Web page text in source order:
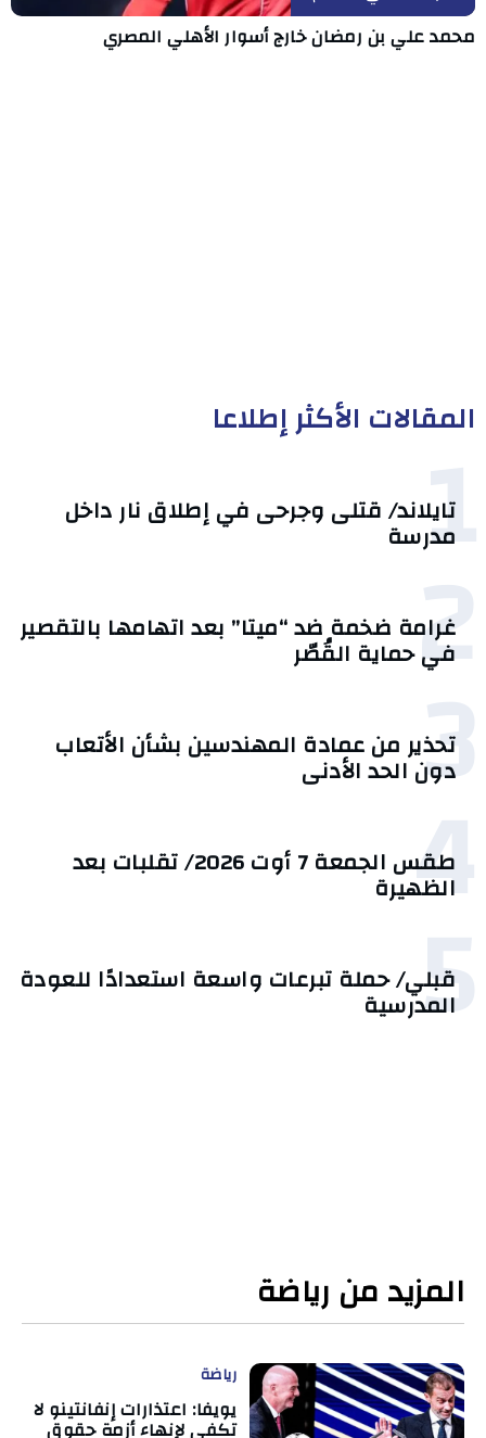
محمد علي بن رمضان خارج أسوار الأهلي المصري
المقالات الأكثر إطلاعا
1
تايلاند/ قتلى وجرحى في إطلاق نار داخل
مدرسة
2
غرامة ضخمة ضد “ميتا” بعد اتهامها بالتقصير
في حماية القُصّر
3
تحذير من عمادة المهندسين بشأن الأتعاب
دون الحد الأدنى
4 طقس الجمعة 7 أوت 2026/ تقلبات بعد
الظهيرة
5
قبلي/ حملة تبرعات واسعة استعدادًا للعودة
المدرسية
المزيد من رياضة
رياضة
يويفا: اعتذارات إنفانتينو لا
تكفي لإنهاء أزمة حقوق